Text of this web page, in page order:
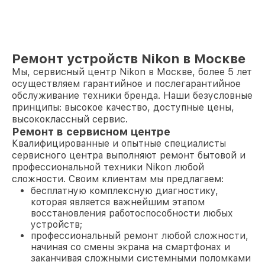
Ремонт устройств Nikon в Москве
Мы, сервисный центр Nikon в Москве, более 5 лет
осуществляем гарантийное и послегарантийное
обслуживание техники бренда. Наши безусловные
принципы: высокое качество, доступные цены,
высококлассный сервис.
Ремонт в сервисном центре
Квалифицированные и опытные специалисты
сервисного центра выполняют ремонт бытовой и
профессиональной техники Nikon любой
сложности. Своим клиентам мы предлагаем:
бесплатную комплексную диагностику,
которая является важнейшим этапом
восстановления работоспособности любых
устройств;
профессиональный ремонт любой сложности,
начиная со смены экрана на смартфонах и
заканчивая сложными системными поломками